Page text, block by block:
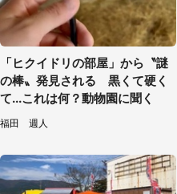
「ヒクイドリの部屋」から〝謎
の棒〟発見される 黒くて硬く
て...これは何？動物園に聞く
福田 週人